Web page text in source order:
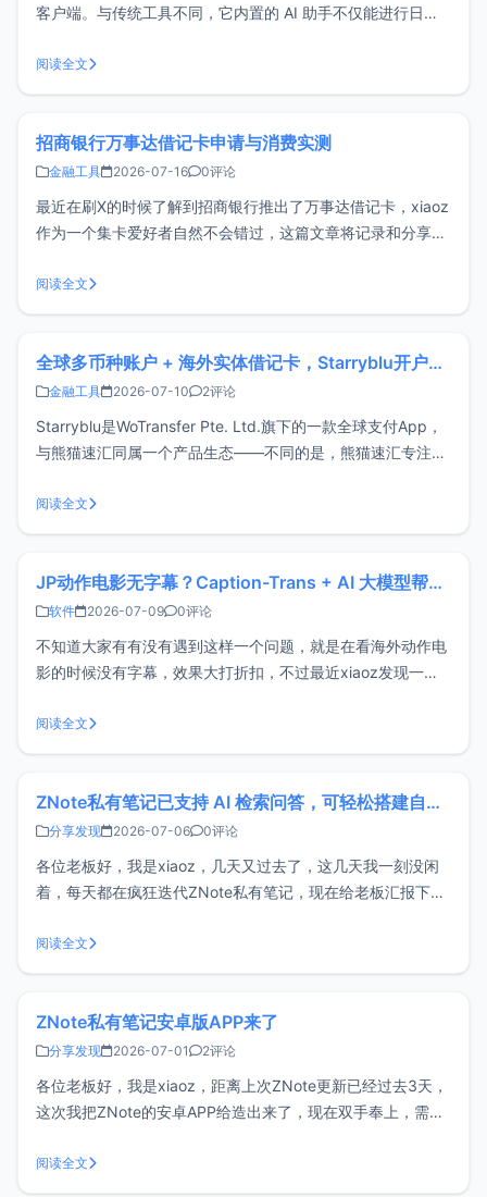
客户端。与传统工具不同，它内置的 AI 助手不仅能进行日常
Termark可靠吗？技术成熟如果你了解开源堡垒机 Next
Terminal，那对 Termark 的开发者应该不会陌生——
阅读全文
招商银行万事达借记卡申请与消费实测
金融工具 2026-07-16 0评论
最近在刷X的时候了解到招商银行推出了万事达借记卡，xiaoz
作为一个集卡爱好者自然不会错过，这篇文章将记录和分享申
借记卡有什么特别的优势吗？招行万事达借记卡其实并没有明
显的优势，如果你已经有VISA、MasterCard外币卡，那么此
阅读全文
全球多币种账户 + 海外实体借记卡，Starryblu开户教程与注意事项
金融工具 2026-07-10 2评论
Starryblu是WoTransfer Pte. Ltd.旗下的一款全球支付App，
与熊猫速汇同属一个产品生态——不同的是，熊猫速汇专注国
一个账户，用户可以管理多种货币、完成换汇与跨境转账，并
支持申请虚拟卡或实体借记卡，满足海外消费、
阅读全文
JP动作电影无字幕？Caption-Trans + AI 大模型帮你实现字幕自由
软件 2026-07-09 0评论
不知道大家有有没有遇到这样一个问题，就是在看海外动作电
影的时候没有字幕，效果大打折扣，不过最近xiaoz发现一款
字幕，特别为日语优化（作者介绍），至于具体场景，你就自
己想象吧。两年前市面上已有类似工具，不过多数需要付费订
阅读全文
ZNote私有笔记已支持 AI 检索问答，可轻松搭建自己的智能知识库
分享发现 2026-07-06 0评论
各位老板好，我是xiaoz，几天又过去了，这几天我一刻没闲
着，每天都在疯狂迭代ZNote私有笔记，现在给老板汇报下最
https://github.com/helloxz/znote什么是 AI 检索问答？简单
来说，和传统AI对话不同的是，ZNote的A
阅读全文
ZNote私有笔记安卓版APP来了
分享发现 2026-07-01 2评论
各位老板好，我是xiaoz，距离上次ZNote更新已经过去3天，
这次我把ZNote的安卓APP给造出来了，现在双手奉上，需要
使用！如果您还不了解ZNote，可以先看下往期回顾：小而美
的ZNote笔记软件 —— 支持Docker私有部署和WE
阅读全文